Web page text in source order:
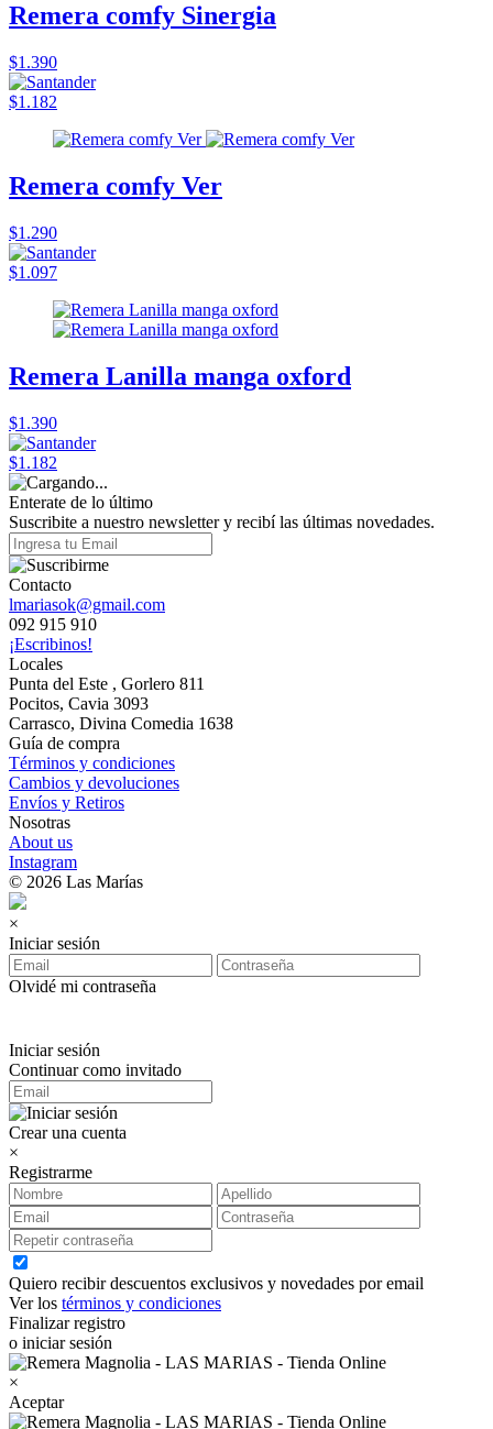
Remera comfy Sinergia
$1.390
$1.182
Remera comfy Ver
$1.290
$1.097
Remera Lanilla manga oxford
$1.390
$1.182
Enterate de lo último
Suscribite a nuestro newsletter y recibí las últimas novedades.
Contacto
lmariasok@gmail.com
092 915 910
¡Escribinos!
Locales
Punta del Este , Gorlero 811
Pocitos, Cavia 3093
Carrasco, Divina Comedia 1638
Guía de compra
Términos y condiciones
Cambios y devoluciones
Envíos y Retiros
Nosotras
About us
Instagram
© 2026 Las Marías
×
Iniciar sesión
Olvidé mi contraseña
Iniciar sesión
Continuar como invitado
Crear una cuenta
×
Registrarme
Quiero recibir descuentos exclusivos y novedades por email
Ver los términos y condiciones
Finalizar registro
o iniciar sesión
×
Aceptar